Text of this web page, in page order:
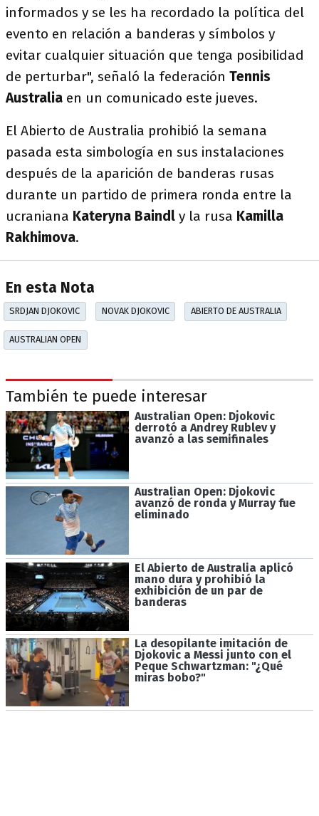
informados y se les ha recordado la política del
evento en relación a banderas y símbolos y
evitar cualquier situación que tenga posibilidad
de perturbar", señaló la federación Tennis
Australia en un comunicado este jueves.
El Abierto de Australia prohibió la semana
pasada esta simbología en sus instalaciones
después de la aparición de banderas rusas
durante un partido de primera ronda entre la
ucraniana Kateryna Baindl y la rusa Kamilla
Rakhimova.
En esta Nota
SRDJAN DJOKOVIC NOVAK DJOKOVIC ABIERTO DE AUSTRALIA
AUSTRALIAN OPEN
También te puede interesar
Australian Open: Djokovic
derrotó a Andrey Rublev y
avanzó a las semifinales
Australian Open: Djokovic
avanzó de ronda y Murray fue
eliminado
El Abierto de Australia aplicó
mano dura y prohibió la
exhibición de un par de
banderas
La desopilante imitación de
Djokovic a Messi junto con el
Peque Schwartzman: "¿Qué
miras bobo?"